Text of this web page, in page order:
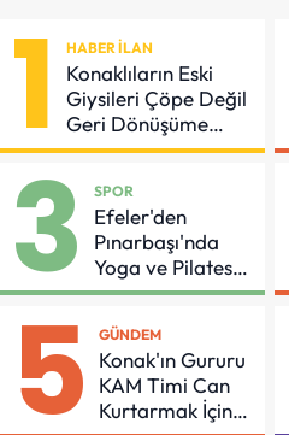
1 HABER İLAN
Konaklıların Eski
Giysileri Çöpe Değil
Geri Dönüşüme
Gidiyor
3 SPOR
Efeler'den
Pınarbaşı'nda
Yoga ve Pilates
Buluşması
5 GÜNDEM
Konak'ın Gururu
KAM Timi Can
Kurtarmak İçin